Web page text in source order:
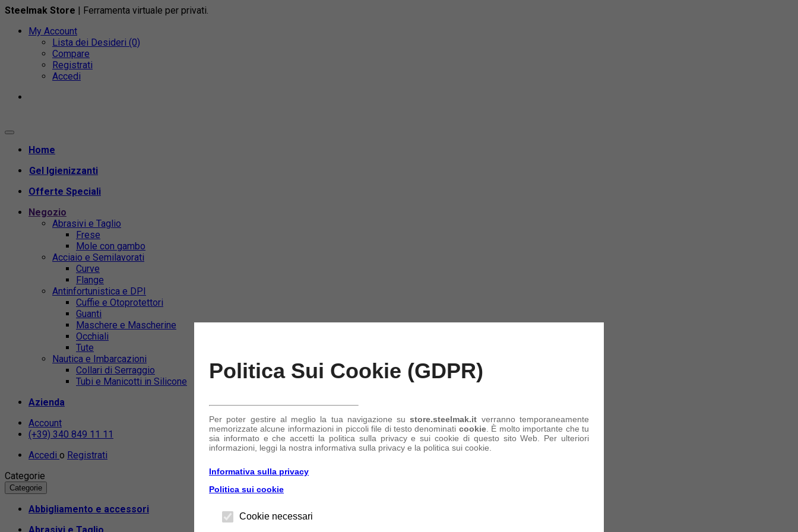
Steelmak Store | Ferramenta virtuale per privati.
My Account
Lista dei Desideri (0)
Compare
Registrati
Accedi
Home
Gel Igienizzanti
Offerte Speciali
Negozio
Abrasivi e Taglio
Frese
Mole con gambo
Acciaio e Semilavorati
Curve
Flange
Antinfortunistica e DPI
Cuffie e Otoprotettori
Guanti
Maschere e Mascherine
Occhiali
Tute
Nautica e Imbarcazioni
Collari di Serraggio
Tubi e Manicotti in Silicone
Azienda
Account
(+39) 340 849 11 11
Accedi o Registrati
Categorie
Categorie
Abbigliamento e accessori
Politica Sui Cookie (GDPR)
Per poter gestire al meglio la tua navigazione sustore.steelmak.it verranno temporaneamente
memorizzate alcune informazioni in piccoli file di testo denominati cookie. È molto importante che tu
sia informato e che accetti la politica sulla privacy e sui cookie di questo sito Web. Per ulteriori
informazioni, leggi la nostra informativa sulla privacy e la politica sui cookie.
Informativa sulla privacy
Politica sui cookie
Cookie necessari